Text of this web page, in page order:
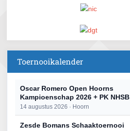
Toernooikalender
Oscar Romero Open Hoorns
Kampioenschap 2026 + PK NHSB
14 augustus 2026 · Hoorn
Zesde Bomans Schaaktoernooi